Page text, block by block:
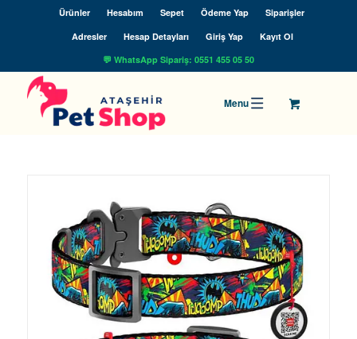
Ürünler Hesabım Sepet Ödeme Yap
Siparişler
Adresler
Hesap Detayları Giriş Yap
Kayıt Ol
💬 WhatsApp Sipariş: 0551 455 05 50